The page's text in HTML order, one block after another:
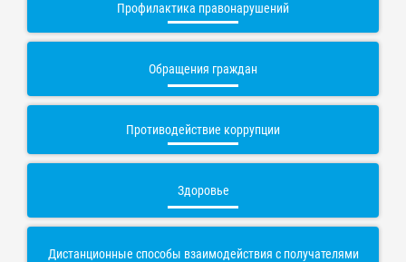
Профилактика правонарушений
Обращения граждан
Противодействие коррупции
Здоровье
Дистанционные способы взаимодействия с получателями